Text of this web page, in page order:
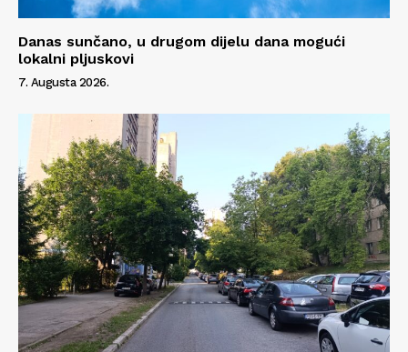
Danas sunčano, u drugom dijelu dana mogući
lokalni pljuskovi
7. Augusta 2026.